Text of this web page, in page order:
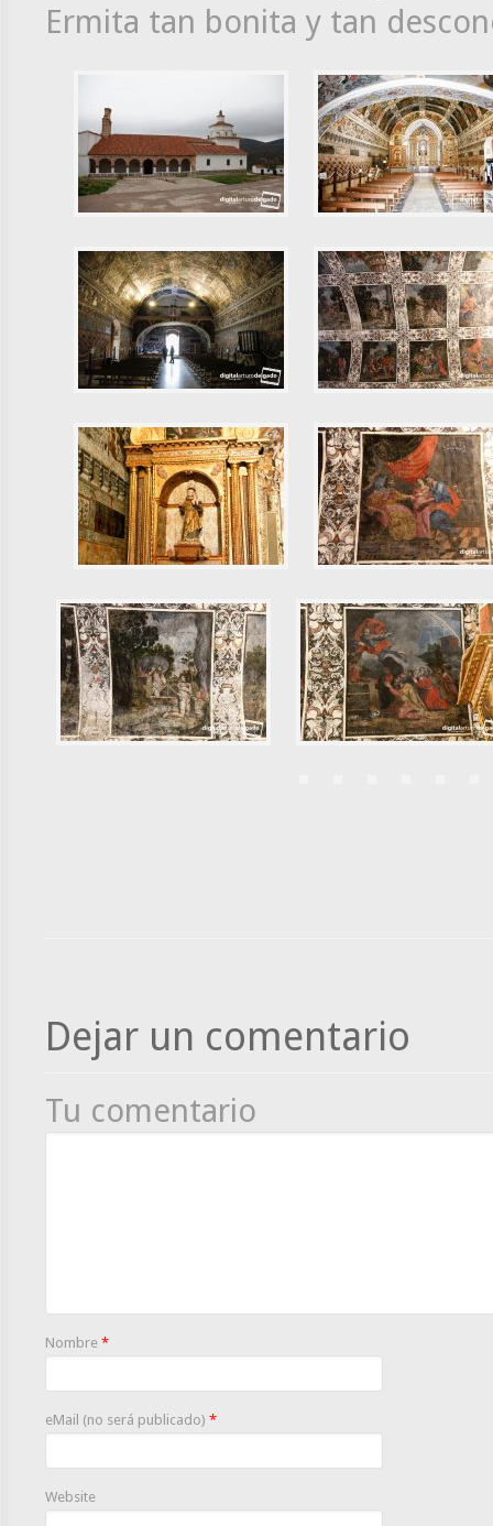
Ermita tan bonita y tan
Dejar un comentario
Tu comentario
Nombre *
eMail (no será publicado) *
Website